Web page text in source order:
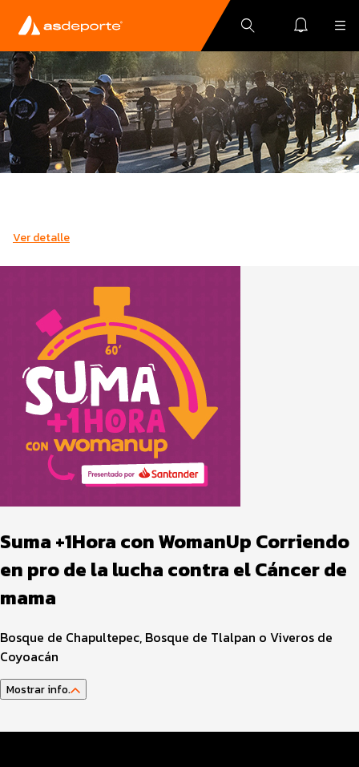
Ver detalle
Suma +1Hora con WomanUp Corriendo
en pro de la lucha contra el Cáncer de
mama
Bosque de Chapultepec, Bosque de Tlalpan o Viveros de
Coyoacán
Mostrar info.